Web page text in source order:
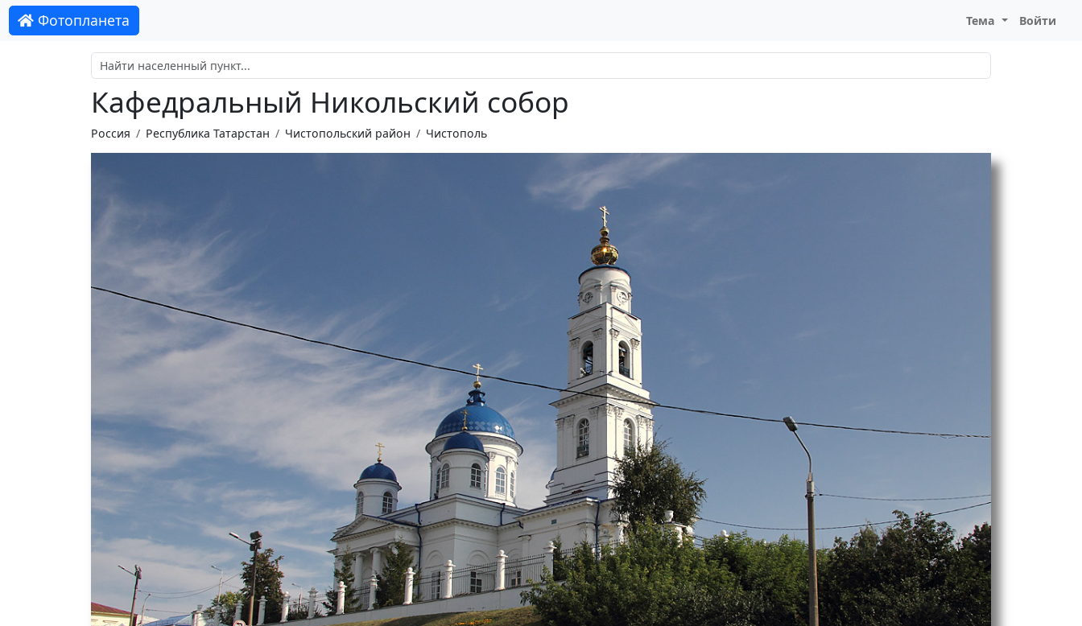
Фотопланета Тема Войти
Кафедральный Никольский собор
Россия Республика Татарстан Чистопольский район Чистополь